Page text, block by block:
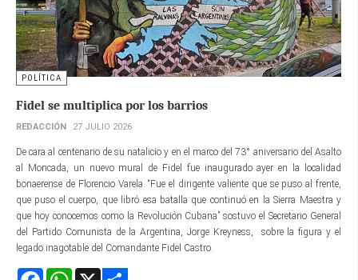
POLÍTICA
Fidel se multiplica por los barrios
REDACCIÓN 27 JULIO 2026
De cara al centenario de su natalicio y en el marco del 73° aniversario del Asalto
al Moncada, un nuevo mural de Fidel fue inaugurado ayer en la localidad
bonaerense de Florencio Varela. “Fue el dirigente valiente que se puso al frente,
que puso el cuerpo, que libró esa batalla que continuó en la Sierra Maestra y
que hoy conocemos como la Revolución Cubana” sostuvo el Secretario General
del Partido Comunista de la Argentina, Jorge Kreyness, sobre la figura y el
legado inagotable del Comandante Fidel Castro.
FacebookWhatsApp